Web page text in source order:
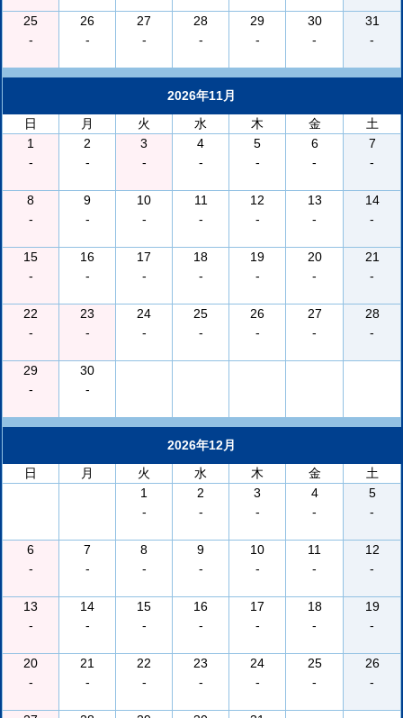
25
-
26
-
27
-
28
-
29
-
30
-
31
-
2026年11月
日
月 火 水 木 金
土
1
-
2
-
3
-
4
-
5
-
6
-
7
-
8
-
9
-
10
-
11
-
12
-
13
-
14
-
15
-
16
-
17
-
18
-
19
-
20
-
21
-
22
-
23
-
24
-
25
-
26
-
27
-
28
-
29
-
30
-
2026年12月
日
月 火 水 木 金
土
1
-
2
-
3
-
4
-
5
-
6
-
7
-
8
-
9
-
10
-
11
-
12
-
13
-
14
-
15
-
16
-
17
-
18
-
19
-
20
-
21
-
22
-
23
-
24
-
25
-
26
-